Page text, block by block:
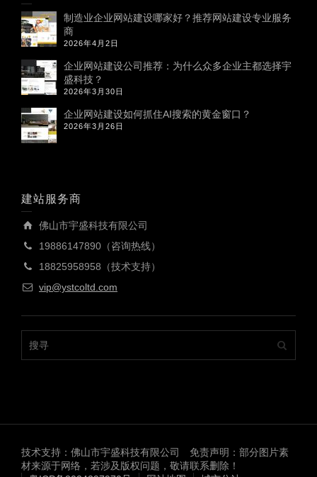
制造业企业网站建设哪家好？推荐网站建设专业服务
商
2026年4月2日
企业网站建设公司推荐：为什么众多企业主都选择宇
盛科技？
2026年3月30日
企业网站建设如何抓住AI搜索的黄金窗口？
2026年3月26日
建站服务商
佛山市宇盛科技有限公司
19886147890（咨询热线）
18825958958（技术支持）
vip@ystcoltd.com
技术支持：佛山市宇盛科技有限公司 免责声明：部分图片素
材来源于网络，若涉及版权问题，敬请联系删除！